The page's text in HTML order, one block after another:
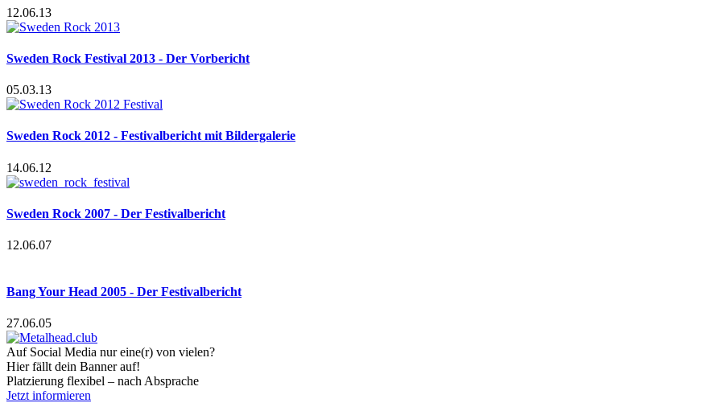
12.06.13
Sweden Rock Festival 2013 - Der Vorbericht
05.03.13
Sweden Rock 2012 - Festivalbericht mit Bildergalerie
14.06.12
Sweden Rock 2007 - Der Festivalbericht
12.06.07
Bang Your Head 2005 - Der Festivalbericht
27.06.05
Auf Social Media nur eine(r) von vielen?
Hier fällt dein Banner auf!
Platzierung flexibel – nach Absprache
Jetzt informieren